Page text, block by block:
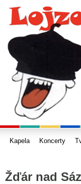
Kapela Koncerty
Žďár nad